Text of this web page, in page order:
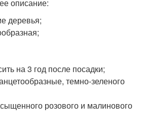
описание:
деревья;
на 3 год после посадки;
темно-зеленого
розового и малинового